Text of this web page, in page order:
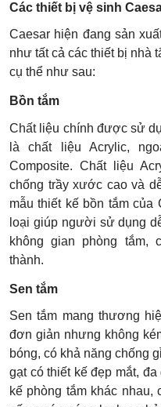
Các thiết bị vệ sinh
Caesar hiện đang sản
như tất cả các thiết bị nhà
cụ thể như sau:
Bồn tắm
Chất liệu chính được sử
là chất liệu Acrylic,
Composite. Chất liệu
chống trầy xước cao và
mẫu thiết kế bồn tắm của
loại giúp người sử dụng
không gian phòng tắm,
thành.
Sen tắm
Sen tắm mang thương
đơn giản nhưng không
bóng, có khả năng chống
gạt có thiết kế đẹp mắt,
kế phòng tắm khác nhau,